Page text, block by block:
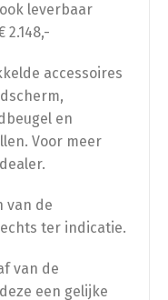
ook leverbaar
accessoires
en
Voor meer
van de
ter indicatie.
van de
een gelijke